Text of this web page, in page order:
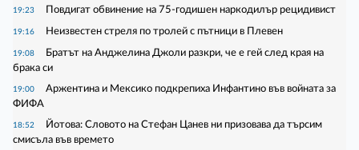
19:23 Повдигат обвинение на 75-годишен наркодилър рецидивист
19:16 Неизвестен стреля по тролей с пътници в Плевен
19:08
Братът на Анджелина Джоли разкри, че е гей след края на
брака си
19:00
Аржентина и Мексико подкрепиха Инфантино във войната за
ФИФА
18:52
Йотова: Словото на Стефан Цанев ни призовава да търсим
смисъла във времето